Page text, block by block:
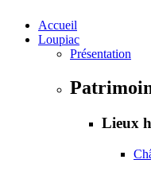
Accueil
Loupiac
Présentation
Lieux